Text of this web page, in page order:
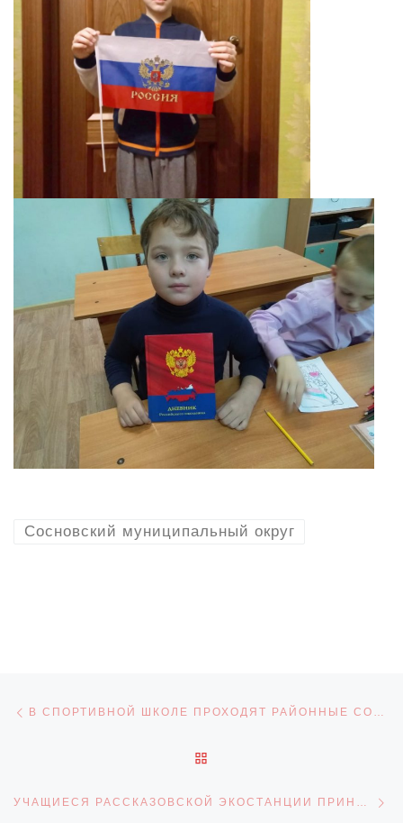
Сосновский муниципальный округ
Навигация по записям В СПОРТИВНОЙ ШКОЛЕ ПРОХОДЯТ РАЙОННЫЕ СОРЕВНОВАНИЯ ПО БАСКЕТБОЛУ
УЧАЩИЕСЯ РАССКАЗОВСКОЙ ЭКОСТАНЦИИ ПРИНЯЛИ УЧАСТИЕ В ОБЩЕРОССИЙСКОМ ЭКОУРОКЕ «РАЗДЕЛЯЙ С НАМИ»